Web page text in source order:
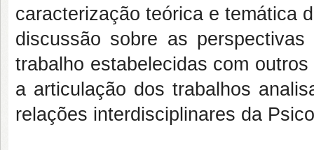
caracterização teórica e temática
discussão sobre as
trabalho estabelecidas com
a articulação dos trabalhos
relações interdisciplinares da